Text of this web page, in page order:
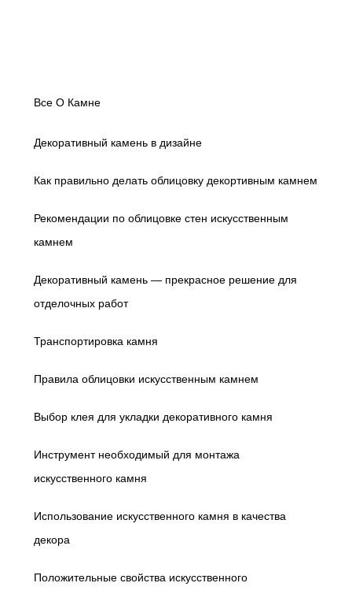
Все О Камне
Декоративный камень в дизайне
Как правильно делать облицовку декортивным камнем
Рекомендации по облицовке стен искусственным
камнем
Декоративный камень — прекрасное решение для
отделочных работ
Транспортировка камня
Правила облицовки искусственным камнем
Выбор клея для укладки декоративного камня
Инструмент необходимый для монтажа
искусственного камня
Использование искусственного камня в качества
декора
Положительные свойства искусственного